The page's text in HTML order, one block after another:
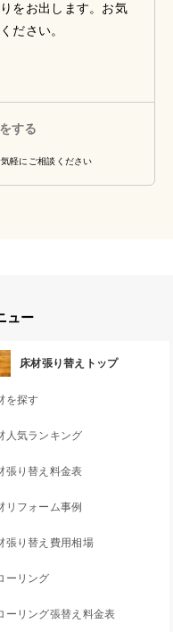
をお出します。お気
ださい。
する
軽にご相談ください
ュー
床材張り替えトップ
を探す
人気ランキング
張り替え料金表
リフォーム事例
張り替え費用相場
ーリング
ーリング張替え料金表